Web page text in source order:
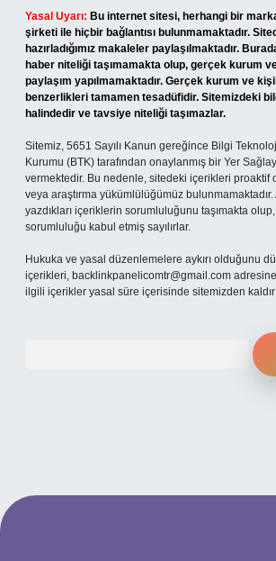
Yasal Uyarı: Bu internet sitesi, herhangi bir
şirketi ile hiçbir bağlantısı bulunmamaktadır.
hazırladığımız makaleler paylaşılmaktadır.
haber niteliği taşımamakta olup, gerçek kurum
paylaşım yapılmamaktadır. Gerçek kurum ve
benzerlikleri tamamen tesadüfidir. Sitemizdeki
halindedir ve tavsiye niteliği taşımazlar.
Sitemiz, 5651 Sayılı Kanun gereğince Bilgi
Kurumu (BTK) tarafından onaylanmış bir Yer
vermektedir. Bu nedenle, sitedeki içerikleri proaktif
veya araştırma yükümlülüğümüz
yazdıkları içeriklerin sorumluluğunu taşımakta
sorumluluğu kabul etmiş sayılırlar.
Hukuka ve yasal düzenlemelere aykırı olduğunu
içerikleri, backlinkpanelicomtr@gmail.com
ilgili içerikler yasal süre içerisinde sitemizden
giriş adresi